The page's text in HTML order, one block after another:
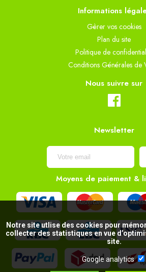
Informations
Gèrer vos cookies
Plan du site
Politique de
Conditions Générales de
Nous suivre sur
Newsletter
Moyens de paiement &
Notre site utlise des cookies pour
collecter des statistiques en vue
site.
Google analytics